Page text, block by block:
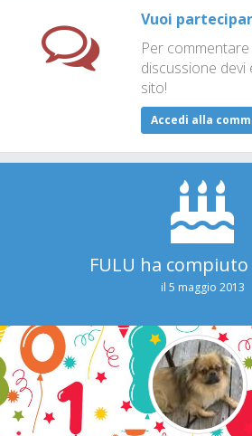
Vuoi
Per
discussione
sito!
Accedi alla
FULU ha
il 5 maggio 2013